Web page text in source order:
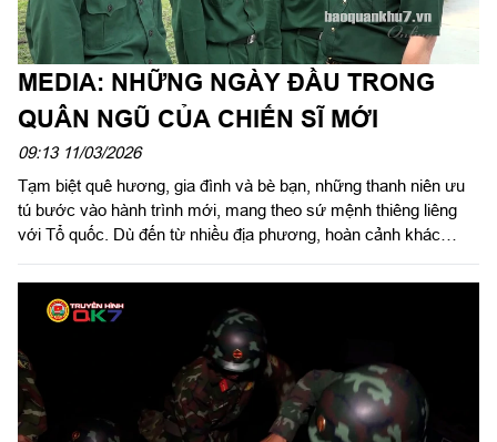
MEDIA: NHỮNG NGÀY ĐẦU TRONG
QUÂN NGŨ CỦA CHIẾN SĨ MỚI
09:13 11/03/2026
Tạm biệt quê hương, gia đình và bè bạn, những thanh niên ưu
tú bước vào hành trình mới, mang theo sứ mệnh thiêng liêng
với Tổ quốc. Dù đến từ nhiều địa phương, hoàn cảnh khác
những ngày đầu về đơn vị. Tất cả đều phấn khởi, quyết tâm
học tập, rèn luyện, phấn đấu xứng danh “Bộ đội Cụ Hồ”.